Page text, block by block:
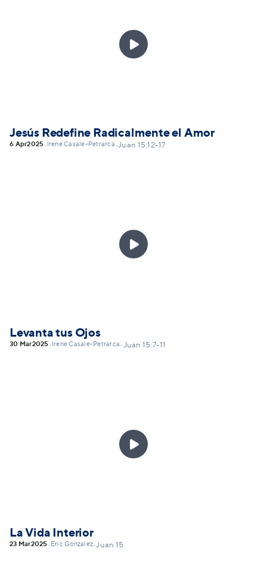

Jesús Redefine Radicalmente el Amor
6 Apr2025• Irene Casale-Petrarca•Juan 15:12-17

Levanta tus Ojos
30 Mar2025• Irene Casale-Petrarca•Juan 15:7-11

La Vida Interior
23 Mar2025• Eric Gonzalez•Juan 15